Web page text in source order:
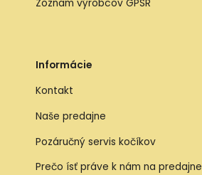
Zoznam výrobcov GPSR
Informácie
Kontakt
Naše predajne
Pozáručný servis kočíkov
Prečo ísť práve k nám na predajne